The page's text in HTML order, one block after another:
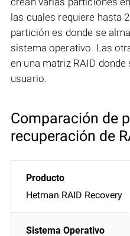
las cuales requiere hasta
partición es donde se
sistema operativo. Las
en una matriz RAID
usuario.
Comparación de
recuperación de
Hetman RAID Recovery